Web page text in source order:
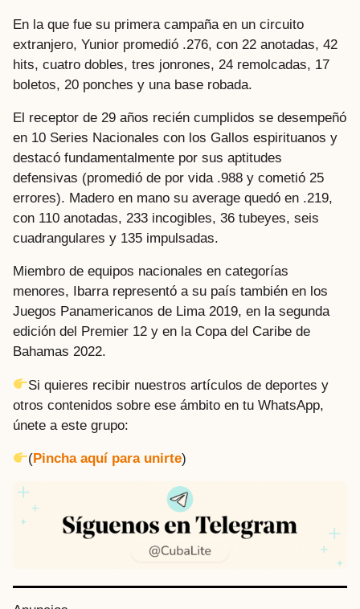
En la que fue su primera campaña en un circuito
extranjero, Yunior promedió .276, con 22 anotadas, 42
hits, cuatro dobles, tres jonrones, 24 remolcadas, 17
boletos, 20 ponches y una base robada.
El receptor de 29 años recién cumplidos se desempeñó
en 10 Series Nacionales con los Gallos espirituanos y
destacó fundamentalmente por sus aptitudes
defensivas (promedió de por vida .988 y cometió 25
errores). Madero en mano su average quedó en .219,
con 110 anotadas, 233 incogibles, 36 tubeyes, seis
cuadrangulares y 135 impulsadas.
Miembro de equipos nacionales en categorías
menores, Ibarra representó a su país también en los
Juegos Panamericanos de Lima 2019, en la segunda
edición del Premier 12 y en la Copa del Caribe de
Bahamas 2022.
Si quieres recibir nuestros artículos de deportes y
otros contenidos sobre ese ámbito en tu WhatsApp,
únete a este grupo:
(Pincha aquí para unirte)